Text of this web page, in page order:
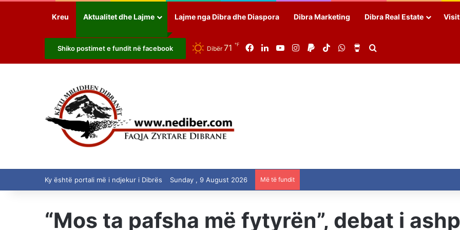
Kreu Aktualitet dhe Lajme Lajme nga Dibra dhe Diaspora Dibra Marketing Dibra Real Estate
Shiko postimet e fundit në facebook Dibër 71 ℉ FacebookLinkedInYouTubeInstagram
PaypalTikTokWhatsAppBuy Me a Coffee
Ky është portali më i ndjekur i Dibrës Sunday , 9 August 2026 Më të fundit
“Mos ta pafsha më fytyrën”, debat i